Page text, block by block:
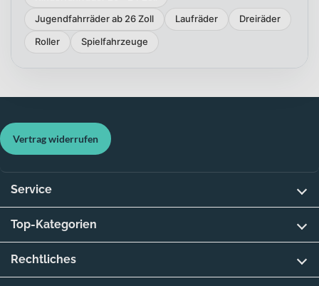
Jugendfahrräder ab 26 Zoll
Laufräder
Dreiräder
Roller
Spielfahrzeuge
Vertrag widerrufen
Service
Top-Kategorien
Rechtliches